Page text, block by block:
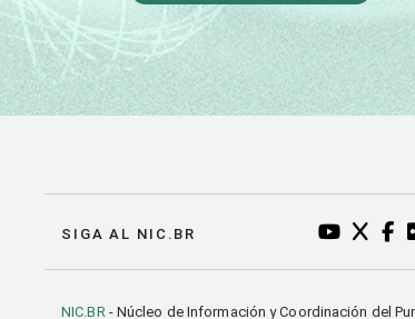
SIGA AL NIC.BR YOUTUBE
NIC.BR - Núcleo de Información y Coordinación del